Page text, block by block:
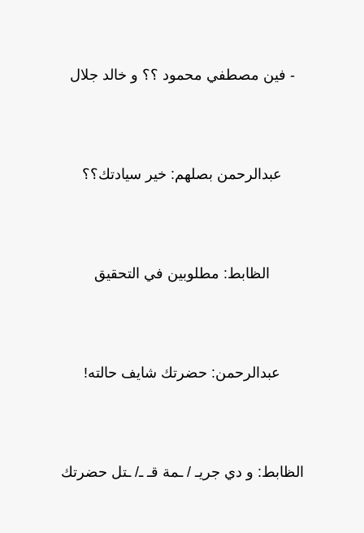
- فين مصطفي محمود ؟؟ و خالد جلال
عبدالرحمن بصلهم: خير سيادتك؟؟
الظابط: مطلوبين في التحقيق
عبدالرحمن: حضرتك شايف حالته!
الظابط: و دي جريـ / ـمة قـ ـ/ ـتل حضرتك